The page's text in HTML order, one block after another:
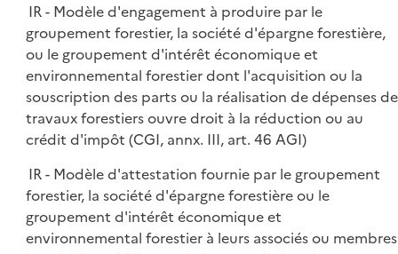
IR - Modèle d'engagement à produire par le
groupement forestier, la société d'épargne forestière,
ou le groupement d'intérêt économique et
environnemental forestier dont l'acquisition ou la
souscription des parts ou la réalisation de dépenses de
travaux forestiers ouvre droit à la réduction ou au
crédit d'impôt (CGI, annx. III, art. 46 AGI)
IR - Modèle d'attestation fournie par le groupement
forestier, la société d'épargne forestière ou le
groupement d'intérêt économique et
environnemental forestier à leurs associés ou membres